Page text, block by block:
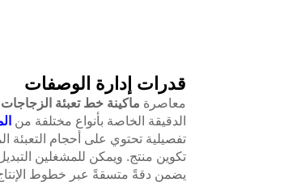
قدرات إدارة الوصفات
معاصرة ماكينة خط تعبئة الزجاجات
الدقيقة الخاصة بأنواع مختلفة من
تفصيلية تحتوي على أحجام التعبئة
تكوين منتج. ويمكن للمشغلين
يضمن دقةً متسقةً عبر خطوط